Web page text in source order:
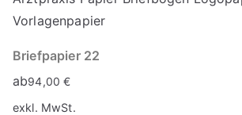
Briefpapier 22
ab94,00€
exkl. MwSt.